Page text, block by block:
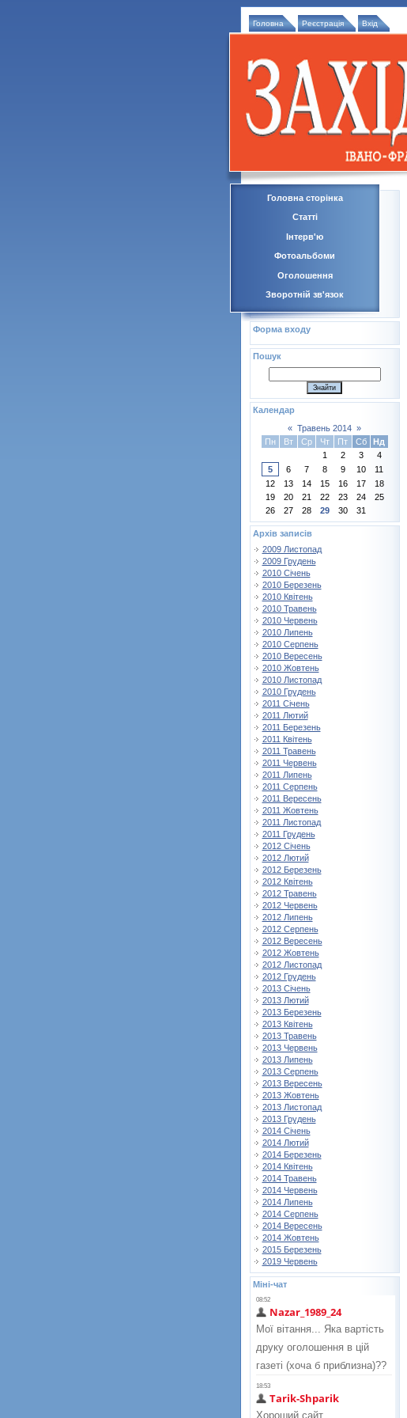
Головна Реєстрація Вхід
Головна сторінка
Статті
Інтерв'ю
Фотоальбоми
Оголошення
Зворотній зв'язок
Форма входу
Пошук
Календар
« Травень 2014 »
Пн
Вт Ср Чт Пт Сб
Нд
1
2 3
4
5
6 7 8 9 10
11
12
13 14 15 16 17
18
19
20 21 22 23 24
25
26
27 28 29 30 31
Архів записів
2009 Листопад
2009 Грудень
2010 Січень
2010 Березень
2010 Квітень
2010 Травень
2010 Червень
2010 Липень
2010 Серпень
2010 Вересень
2010 Жовтень
2010 Листопад
2010 Грудень
2011 Січень
2011 Лютий
2011 Березень
2011 Квітень
2011 Травень
2011 Червень
2011 Липень
2011 Серпень
2011 Вересень
2011 Жовтень
2011 Листопад
2011 Грудень
2012 Січень
2012 Лютий
2012 Березень
2012 Квітень
2012 Травень
2012 Червень
2012 Липень
2012 Серпень
2012 Вересень
2012 Жовтень
2012 Листопад
2012 Грудень
2013 Січень
2013 Лютий
2013 Березень
2013 Квітень
2013 Травень
2013 Червень
2013 Липень
2013 Серпень
2013 Вересень
2013 Жовтень
2013 Листопад
2013 Грудень
2014 Січень
2014 Лютий
2014 Березень
2014 Квітень
2014 Травень
2014 Червень
2014 Липень
2014 Серпень
2014 Вересень
2014 Жовтень
2015 Березень
2019 Червень
Міні-чат